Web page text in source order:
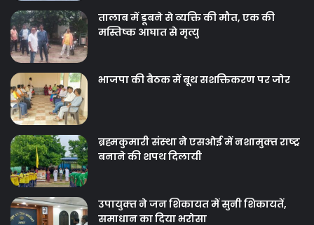
तालाब में डूबने से व्यक्ति की मौत, एक की
मस्तिष्क आघात से मृत्यु
भाजपा की बैठक में बूथ सशक्तिकरण पर जोर
ब्रह्मकुमारी संस्‍था ने एसओई में नशामुक्‍त राष्‍ट्र
बनाने की शपथ दिलायी
उपायुक्‍त ने जन शिकायत में सुनी शिकायतें,
समाधान का दिया भरोसा